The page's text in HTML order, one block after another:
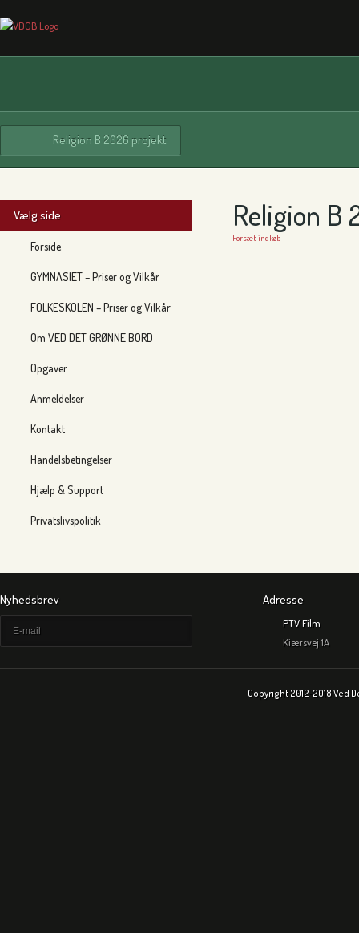
Religion B 2026 projekt
Vælg side
Forside
GYMNASIET – Priser og Vilkår
FOLKESKOLEN – Priser og Vilkår
Om VED DET GRØNNE BORD
Opgaver
Anmeldelser
Kontakt
Handelsbetingelser
Hjælp & Support
Privatslivspolitik
Religion B
Forsæt indkøb
Nyhedsbrev Adresse
PTV Film
Kiærsvej 1A
Copyright 2012-2018 Ved